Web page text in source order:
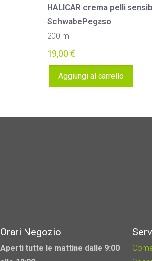
HALICAR crema pelli
SchwabePegaso
200 ml
19,00 €
Aggiungi al carrello
Orari Negozio
Aperti tutte le mattine dalle 9:00